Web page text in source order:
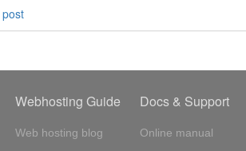
Webhosting Guide
Web hosting blog
Docs & Support
Online manual